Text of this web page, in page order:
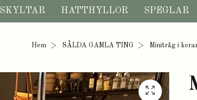
SKYLTAR HATTHYLLOR SPEGLAR
Hem SÅLDA GAMLA TING Minitråg i